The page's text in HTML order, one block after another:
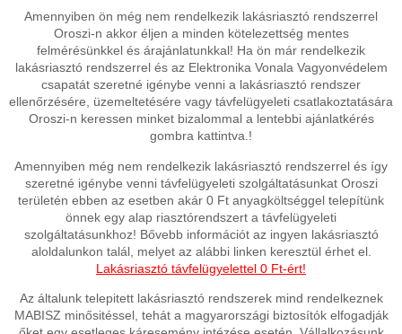
Amennyiben ön még nem rendelkezik lakásriasztó rendszerrel
Oroszi-n akkor éljen a minden kötelezettség mentes
felmérésünkkel és árajánlatunkkal! Ha ön már rendelkezik
lakásriasztó rendszerrel és az Elektronika Vonala Vagyonvédelem
csapatát szeretné igénybe venni a lakásriasztó rendszer
ellenőrzésére, üzemeltetésére vagy távfelügyeleti csatlakoztatására
Oroszi-n keressen minket bizalommal a lentebbi ajánlatkérés
gombra kattintva.!
Amennyiben még nem rendelkezik lakásriasztó rendszerrel és így
szeretné igénybe venni távfelügyeleti szolgáltatásunkat Oroszi
területén ebben az esetben akár 0 Ft anyagköltséggel telepítünk
önnek egy alap riasztórendszert a távfelügyeleti
szolgáltatásunkhoz! Bővebb információt az ingyen lakásriasztó
aloldalunkon talál, melyet az alábbi linken keresztül érhet el.
Lakásriasztó távfelügyelettel 0 Ft-ért!
Az általunk telepitett lakásriasztó rendszerek mind rendelkeznek
MABISZ minősitéssel, tehát a magyarországi biztosítók elfogadják